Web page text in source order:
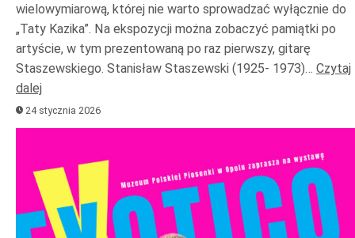
wielowymiarową, której nie warto sprowadzać wyłącznie do
„Taty Kazika”. Na ekspozycji można zobaczyć pamiątki po
artyście, w tym prezentowaną po raz pierwszy, gitarę
Staszewskiego. Stanisław Staszewski (1925- 1973)… Czytaj
dalej
24 stycznia 2026
dźwiękowych